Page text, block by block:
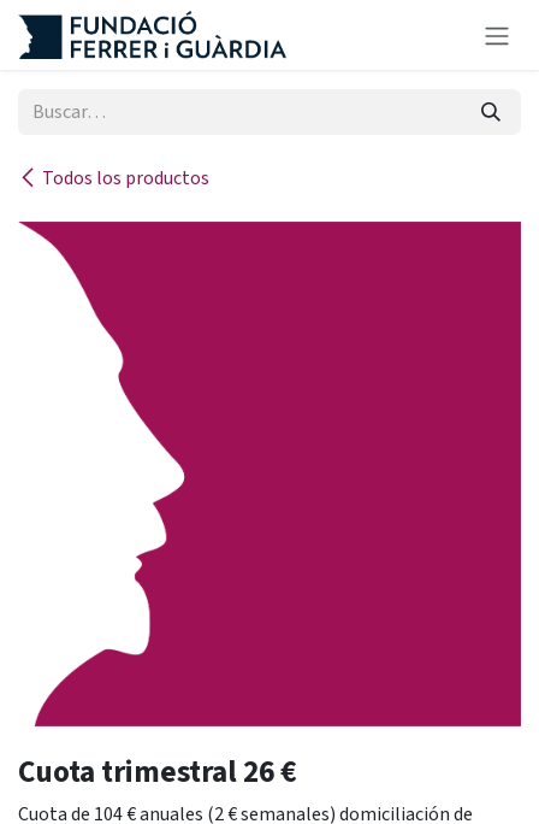
Ir al contenido
Todos los productos
Cuota trimestral 26 €
Cuota de 104 € anuales (2 € semanales) domiciliación de